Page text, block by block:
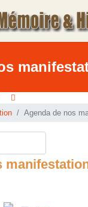
Agenda de nos